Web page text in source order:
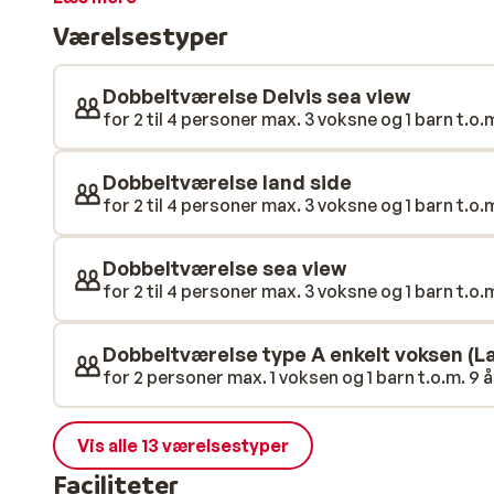
vandrutsjebaner til de yngste gæster. Den livlige
piratdag med lege og sandslotskonkurrencer. For
ren afslapning, hvor balinesiske og indonesiske
Værelsestyper
Dobbeltværelse Delvis sea view
for 2 til 4 personer max. 3 voksne og 1 barn
Dobbeltværelse land side
for 2 til 4 personer max. 3 voksne og 1 barn
Dobbeltværelse sea view
for 2 til 4 personer max. 3 voksne og 1 barn
Dobbeltværelse type A enkelt voksen
for 2 personer max. 1 voksen og 1 barn t.o.m. 9
Vis alle 13 værelsestyper
Faciliteter